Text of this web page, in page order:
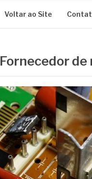
Voltar ao Site
Fornecedor